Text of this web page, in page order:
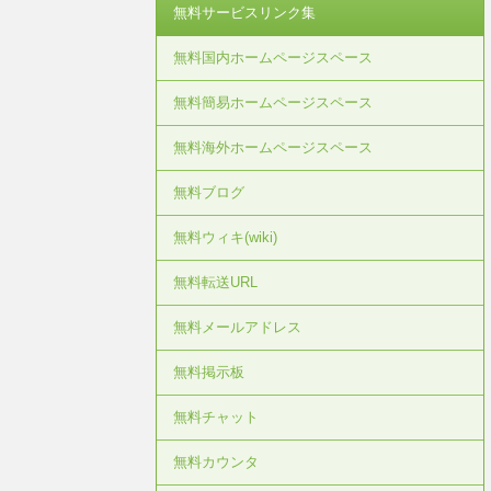
無料サービスリンク集
無料国内ホームページスペース
無料簡易ホームページスペース
無料海外ホームページスペース
無料ブログ
無料ウィキ(wiki)
無料転送URL
無料メールアドレス
無料掲示板
無料チャット
無料カウンタ